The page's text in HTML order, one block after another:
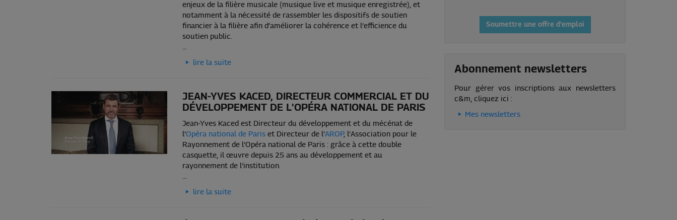
enjeux de la filière musicale (musique live et musique enregistrée), et
notamment à la nécessité de rassembler les dispositifs de soutien
financier à la filière afin d’améliorer la cohérence et l’efficience du
soutien public.
lire la suite
JEAN-YVES KACED, DIRECTEUR COMMERCIAL ET DU
DÉVELOPPEMENT DE L'OPÉRA NATIONAL DE PARIS
Jean-Yves Kaced est Directeur du développement et du mécénat de
l’Opéra national de Pariset Directeur de l’AROP, l’Association pour le
Rayonnement de l’Opéra national de Paris : grâce à cette double
casquette, il œuvre depuis 25 ans au développement et au
rayonnement de l’institution.
lire la suite
Soumettre une offre d'emploi
Abonnement newsletters
Pour gérer vos inscriptions aux newsletters
c&m, cliquez ici :
Mes newsletters